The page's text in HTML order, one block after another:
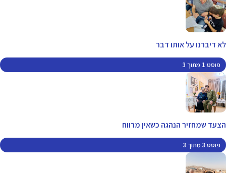
לא דיברנו על אותו דבר
פוסט 1 מתוך 3
הצעד שמחזיר הנהגה כשאין מרווח
פוסט 3 מתוך 3